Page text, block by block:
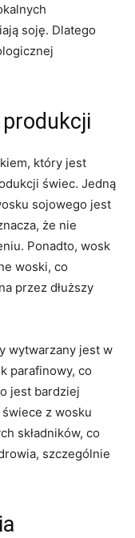
soję. Dlatego
który jest
⁣świec. Jedną
sojowego jest
że ⁤nie
​Ponadto, wosk
woski, co
​przez dłuższy
wytwarzany jest ⁣w
‌parafinowy, co
jest ⁤bardziej
z wosku
składników, co
szczególnie